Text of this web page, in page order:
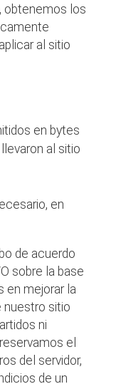
obtenemos los
al sitio
en bytes
al sitio
en
de acuerdo
sobre la base
en mejorar la
nuestro sitio
ni
el
del servidor,
de un